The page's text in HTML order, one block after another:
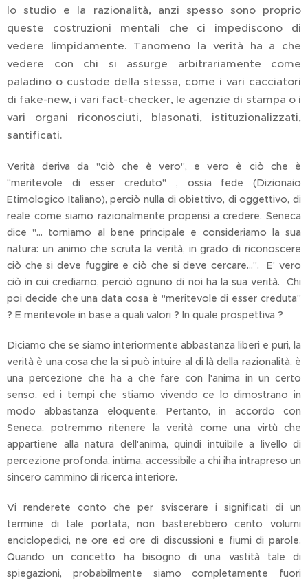
lo studio e la razionalità, anzi spesso sono proprio
queste costruzioni mentali che ci impediscono di
vedere limpidamente. Tanomeno la verità ha a che
vedere con chi si assurge arbitrariamente come
paladino o custode della stessa, come i vari cacciatori
di fake-new, i vari fact-checker, le agenzie di stampa o i
vari organi riconosciuti, blasonati, istituzionalizzati,
santificati.
Verità deriva da "ciò che è vero", e vero è ciò che è
"meritevole di esser creduto" , ossia fede (Dizionaio
Etimologico Italiano), perciò nulla di obiettivo, di oggettivo, di
reale come siamo razionalmente propensi a credere. Seneca
dice "... torniamo al bene principale e consideriamo la sua
natura: un animo che scruta la verità, in grado di riconoscere
ciò che si deve fuggire e ciò che si deve cercare...". E' vero
ciò in cui crediamo, perciò ognuno di noi ha la sua verità. Chi
poi decide che una data cosa è "meritevole di esser creduta"
? E meritevole in base a quali valori ? In quale prospettiva ?
Diciamo che se siamo interiormente abbastanza liberi e puri, la
verità è una cosa che la si può intuire al di là della razionalità, è
una percezione che ha a che fare con l'anima in un certo
senso, ed i tempi che stiamo vivendo ce lo dimostrano in
modo abbastanza eloquente. Pertanto, in accordo con
Seneca, potremmo ritenere la verità come una virtù che
appartiene alla natura dell'anima, quindi intuibile a livello di
percezione profonda, intima, accessibile a chi iha intrapreso un
sincero cammino di ricerca interiore.
Vi renderete conto che per sviscerare i significati di un
termine di tale portata, non basterebbero cento volumi
enciclopedici, ne ore ed ore di discussioni e fiumi di parole.
Quando un concetto ha bisogno di una vastità tale di
spiegazioni, probabilmente siamo completamente fuori